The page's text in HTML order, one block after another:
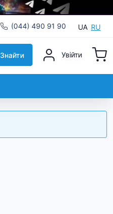
(044) 490 91 90 UA RU
Знайти Увійти